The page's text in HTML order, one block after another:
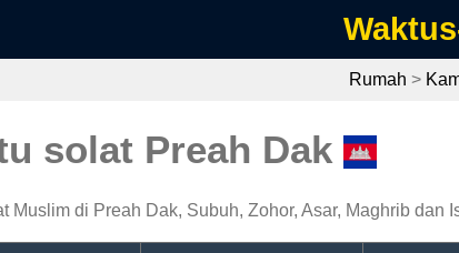
Rumah >
solat Preah Dak
Muslim di Preah Dak, Subuh, Zohor, Asar, Maghrib